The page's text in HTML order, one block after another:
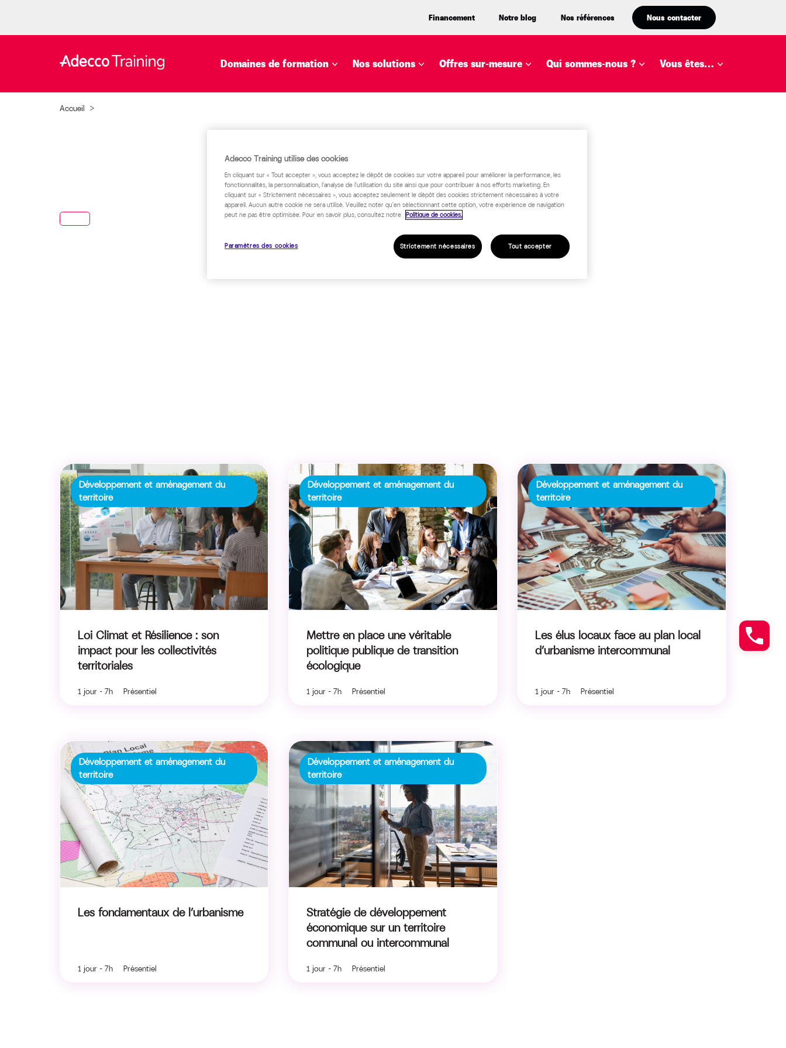
Financement Notre blog Nos références Nous contacter
Domaines de formation Nos solutions Offres sur-mesure Qui sommes-nous ? Vous êtes…
Accueil >
Développement et aménagement du
territoire
Loi Climat et Résilience : son
impact pour les collectivités
territoriales
1 jour - 7h Présentiel
Développement et aménagement du
territoire
Mettre en place une véritable
politique publique de transition
écologique
1 jour - 7h Présentiel
Développement et aménagement du
territoire
Les élus locaux face au plan local
d’urbanisme intercommunal
1 jour - 7h Présentiel
Développement et aménagement du
territoire
Les fondamentaux de l’urbanisme
1 jour - 7h Présentiel
Développement et aménagement du
territoire
Stratégie de développement
économique sur un territoire
communal ou intercommunal
1 jour - 7h Présentiel
Adecco Training utilise des cookies
En cliquant sur « Tout accepter », vous acceptez le dépôt de cookies sur votre appareil pour améliorer la performance, les
fonctionnalités, la personnalisation, l'analyse de l'utilisation du site ainsi que pour contribuer à nos efforts marketing. En
cliquant sur « Strictement nécessaires », vous acceptez seulement le dépôt des cookies strictement nécessaires à votre
appareil. Aucun autre cookie ne sera utilisé. Veuillez noter qu'en sélectionnant cette option, votre expérience de navigation
peut ne pas être optimisée. Pour en savoir plus, consultez notre Politique de cookies.
Paramètres des cookies Strictement nécessaires Tout accepter